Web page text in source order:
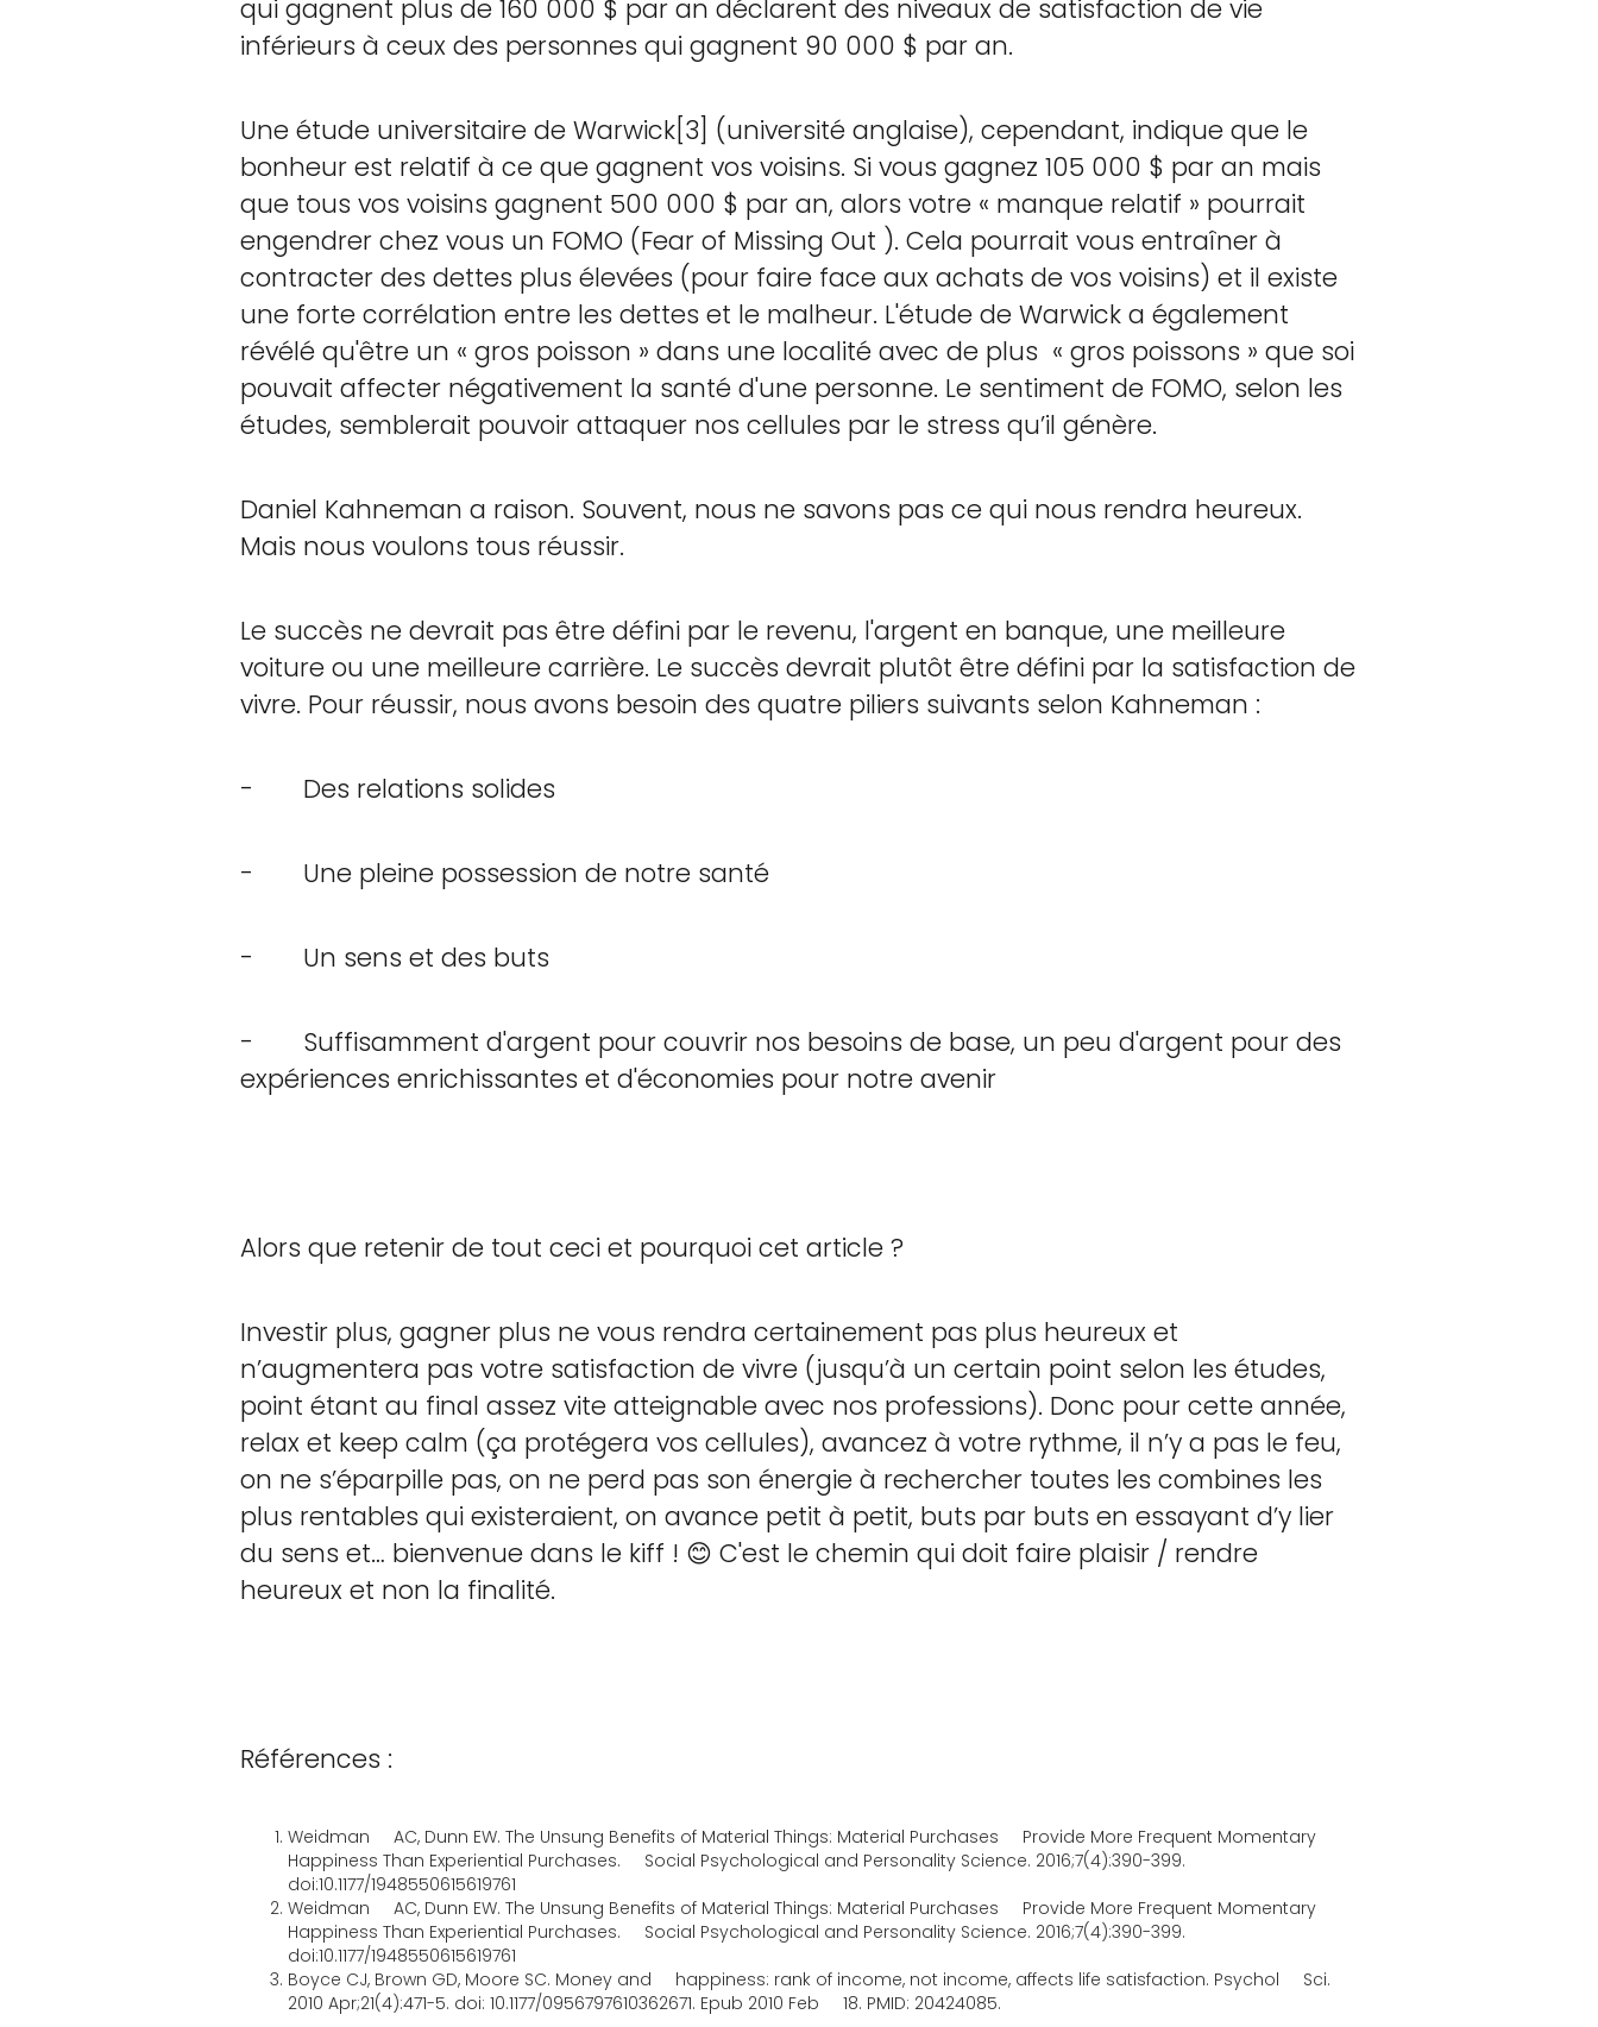
qui gagnent plus de 160 000 $ par an déclarent des niveaux de satisfaction de vie
inférieurs à ceux des personnes qui gagnent 90 000 $ par an.
Une étude universitaire de Warwick[3] (université anglaise), cependant, indique que le
bonheur est relatif à ce que gagnent vos voisins. Si vous gagnez 105 000 $ par an mais
que tous vos voisins gagnent 500 000 $ par an, alors votre « manque relatif » pourrait
engendrer chez vous un FOMO (Fear of Missing Out ). Cela pourrait vous entraîner à
contracter des dettes plus élevées (pour faire face aux achats de vos voisins) et il existe
une forte corrélation entre les dettes et le malheur. L'étude de Warwick a également
révélé qu'être un « gros poisson » dans une localité avec de plus « gros poissons » que soi
pouvait affecter négativement la santé d'une personne. Le sentiment de FOMO, selon les
études, semblerait pouvoir attaquer nos cellules par le stress qu’il génère.
Daniel Kahneman a raison. Souvent, nous ne savons pas ce qui nous rendra heureux.
Mais nous voulons tous réussir.
Le succès ne devrait pas être défini par le revenu, l'argent en banque, une meilleure
voiture ou une meilleure carrière. Le succès devrait plutôt être défini par la satisfaction de
vivre. Pour réussir, nous avons besoin des quatre piliers suivants selon Kahneman :
- Des relations solides
- Une pleine possession de notre santé
- Un sens et des buts
- Suffisamment d'argent pour couvrir nos besoins de base, un peu d'argent pour des
expériences enrichissantes et d'économies pour notre avenir
Alors que retenir de tout ceci et pourquoi cet article ?
Investir plus, gagner plus ne vous rendra certainement pas plus heureux et
n’augmentera pas votre satisfaction de vivre (jusqu’à un certain point selon les études,
point étant au final assez vite atteignable avec nos professions). Donc pour cette année,
relax et keep calm (ça protégera vos cellules), avancez à votre rythme, il n’y a pas le feu,
on ne s’éparpille pas, on ne perd pas son énergie à rechercher toutes les combines les
plus rentables qui existeraient, on avance petit à petit, buts par buts en essayant d’y lier
du sens et… bienvenue dans le kiff ! 😊 C'est le chemin qui doit faire plaisir / rendre
heureux et non la finalité.
Références :
Weidman AC, Dunn EW. The Unsung Benefits of Material Things: Material Purchases Provide More Frequent Momentary
Happiness Than Experiential Purchases. Social Psychological and Personality Science. 2016;7(4):390-399.
doi:10.1177/1948550615619761
Weidman AC, Dunn EW. The Unsung Benefits of Material Things: Material Purchases Provide More Frequent Momentary
Happiness Than Experiential Purchases. Social Psychological and Personality Science. 2016;7(4):390-399.
doi:10.1177/1948550615619761
Boyce CJ, Brown GD, Moore SC. Money and happiness: rank of income, not income, affects life satisfaction. Psychol Sci.
2010 Apr;21(4):471-5. doi: 10.1177/0956797610362671. Epub 2010 Feb 18. PMID: 20424085.